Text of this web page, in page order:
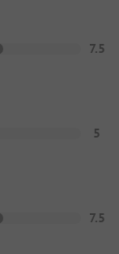
7.5
5
7.5